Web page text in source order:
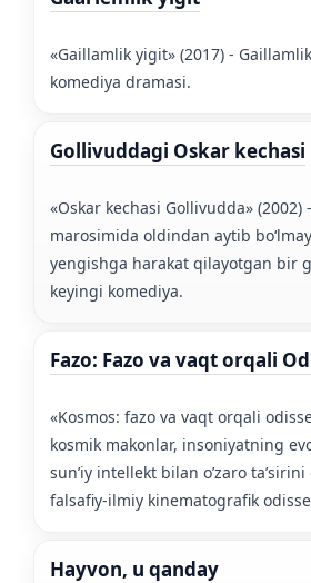
«Gaillamlik yigit» (2017) -
komediya dramasi.
Gollivuddagi Oskar kechasi
«Oskar kechasi Gollivudda» (2002)
marosimida oldindan aytib
yengishga harakat qilayotgan bir
keyingi komediya.
Fazo: Fazo va vaqt orqali
«Kosmos: fazo va vaqt orqali
kosmik makonlar, insoniyatning
sun’iy intellekt bilan o’zaro ta’sirini
falsafiy-ilmiy kinematografik
Hayvon, u qanday